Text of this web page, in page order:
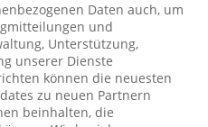
Daten auch, um
und
Unterstützung,
unserer Dienste
können die neuesten
zu neuen Partnern
beinhalten, die